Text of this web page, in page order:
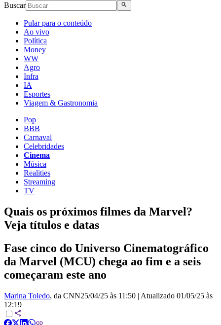
Buscar
Pular para o conteúdo
Ao vivo
Política
Money
WW
Agro
Infra
IA
Esportes
Viagem & Gastronomia
Pop
BBB
Carnaval
Celebridades
Cinema
Música
Realities
Streaming
TV
Quais os próximos filmes da Marvel?
Veja títulos e datas
Fase cinco do Universo Cinematográfico
da Marvel (MCU) chega ao fim e a seis
começaram este ano
Marina Toledo, da CNN25/04/25 às 11:50 | Atualizado 01/05/25 às
12:19